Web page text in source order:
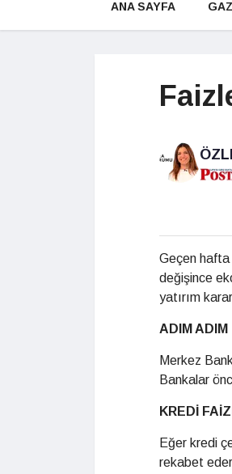
ANA SAYFA
Geçen hafta
değişince
yatırım
ADIM ADIM
Merkez
Bankalar
KREDİ
Eğer kredi
rekabet